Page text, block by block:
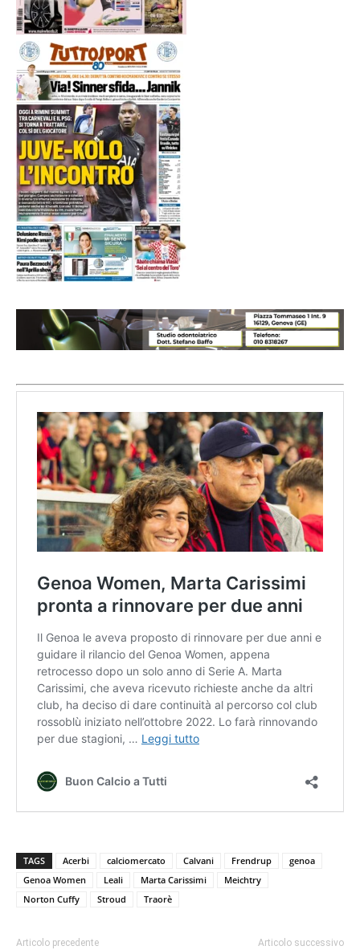
TAGS Acerbi calciomercato Calvani Frendrup
genoa
Genoa Women
Leali Marta Carissimi
Meichtry
Norton Cuffy
Stroud Traorè
Articolo precedente Articolo successivo